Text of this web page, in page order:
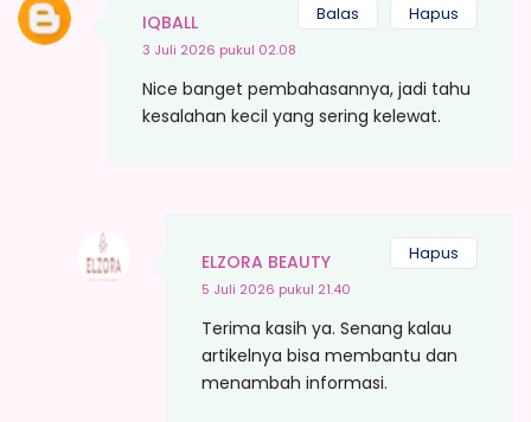
IQBALL
3 Juli 2026 pukul 02.08
Nice banget pembahasannya, jadi tahu
kesalahan kecil yang sering kelewat.
Balas Hapus
ELZORA BEAUTY
5 Juli 2026 pukul 21.40
Terima kasih ya. Senang kalau
artikelnya bisa membantu dan
menambah informasi.
Hapus